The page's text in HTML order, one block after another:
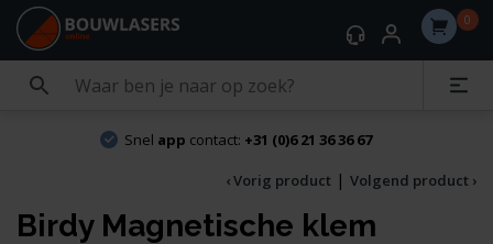
0
Snel app contact: +31 (0)6 21 36 36 67
‹ Vorig product | Volgend product ›
Birdy Magnetische klem